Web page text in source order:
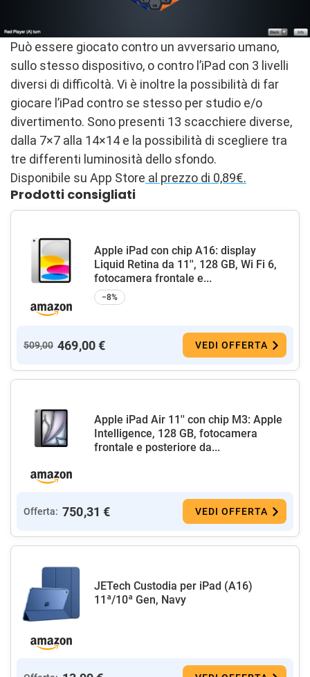
Può essere giocato contro un avversario umano,
sullo stesso dispositivo, o contro l’iPad con 3 livelli
diversi di difficoltà. Vi è inoltre la possibilità di far
giocare l’iPad contro se stesso per studio e/o
divertimento. Sono presenti 13 scacchiere diverse,
dalla 7×7 alla 14×14 e la possibilità di scegliere tra
tre differenti luminosità dello sfondo.
Disponibile su App Store al prezzo di 0,89€.
Prodotti consigliati
Apple iPad con chip A16: display
Liquid Retina da 11'', 128 GB, Wi Fi 6,
fotocamera frontale e...
−8%
509,00 469,00 € VEDI OFFERTA
Apple iPad Air 11'' con chip M3: Apple
Intelligence, 128 GB, fotocamera
frontale e posteriore da...
Offerta: 750,31 € VEDI OFFERTA
JETech Custodia per iPad (A16)
11ª/10ª Gen, Navy